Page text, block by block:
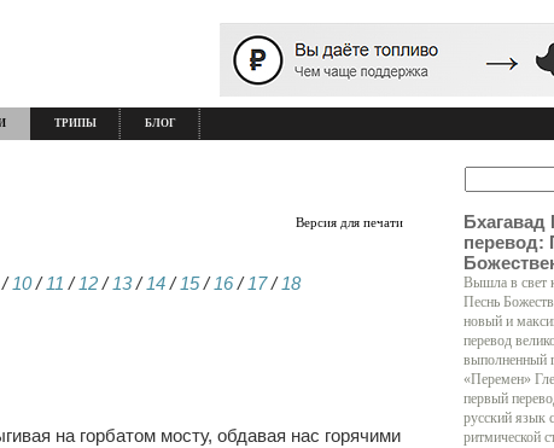
ТРИПЫ БЛОГ
Версия для печати
/ 10/ 11 / 12/ 13/ 14/ 15/ 16/ 17/ 18
на горбатом мосту, обдавая нас горячими
перевод:
Вышла в свет
Песнь
новый и
перевод
выполненный
«Перемен»
первый
русский язык
ритмической